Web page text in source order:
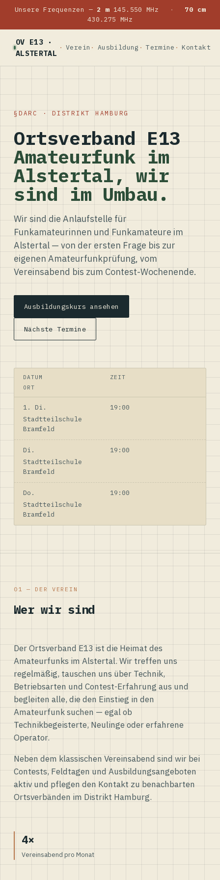
Unsere Frequenzen — 2 m145.550 MHz ·
70 cm
430.275 MHz
OV E13 ·
ALSTERTAL
Verein Ausbildung Termine Kontakt
DARC · DISTRIKT HAMBURG
Ortsverband E13
Amateurfunk im
Alstertal, wir
sind im Umbau.
Wir sind die Anlaufstelle für
Funkamateurinnen und Funkamateure im
Alstertal — von der ersten Frage bis zur
eigenen Amateurfunkprüfung, vom
Vereinsabend bis zum Contest-Wochenende.
Ausbildungskurs ansehen
Nächste Termine
DATUM
ZEIT
ORT
1. Di.
19:00
Stadtteilschule
Bramfeld
Di.
19:00
Stadtteilschule
Bramfeld
Do.
19:00
Stadtteilschule
Bramfeld
01 — DER VEREIN
Wer wir sind
Der Ortsverband E13 ist die Heimat des
Amateurfunks im Alstertal. Wir treffen uns
regelmäßig, tauschen uns über Technik,
Betriebsarten und Contest-Erfahrung aus und
begleiten alle, die den Einstieg in den
Amateurfunk suchen — egal ob
Technikbegeisterte, Neulinge oder erfahrene
Operator.
Neben dem klassischen Vereinsabend sind wir bei
Contests, Feldtagen und Ausbildungsangeboten
aktiv und pflegen den Kontakt zu benachbarten
Ortsverbänden im Distrikt Hamburg.
4×
Vereinsabend pro Monat